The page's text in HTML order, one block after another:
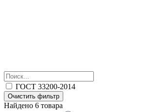
ГОСТ 33200-2014
Очистить фильтр
Найдено 6 товара